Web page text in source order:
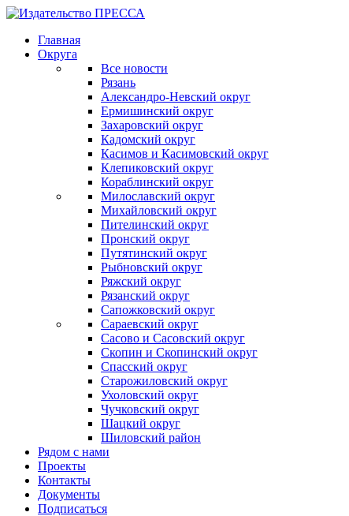
Главная
Округа
Все новости
Рязань
Александро-Невский округ
Ермишинский округ
Захаровский округ
Кадомский округ
Касимов и Касимовский округ
Клепиковский округ
Кораблинский округ
Милославский округ
Михайловский округ
Пителинский округ
Пронский округ
Путятинский округ
Рыбновский округ
Ряжский округ
Рязанский округ
Сапожковский округ
Сараевский округ
Сасово и Сасовский округ
Скопин и Скопинский округ
Спасский округ
Старожиловский округ
Ухоловский округ
Чучковский округ
Шацкий округ
Шиловский район
Рядом с нами
Проекты
Контакты
Документы
Подписаться